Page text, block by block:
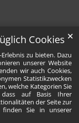
Cookies
zu bieten. Dazu
unserer Website
wir auch Cookies,
Statistikzwecken
welche Kategorien Sie
auf Basis Ihrer
der Seite zur
finden Sie in unserer
✕